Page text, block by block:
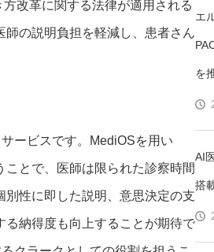
改革に関する法律が適用される
の説明負担を軽減し、患者さん
ービスです。MediOSを用い
とで、医師は限られた診察時間
性に即した説明、意思決定の支
納得度も向上することが期待で
エ
を
AI
搭